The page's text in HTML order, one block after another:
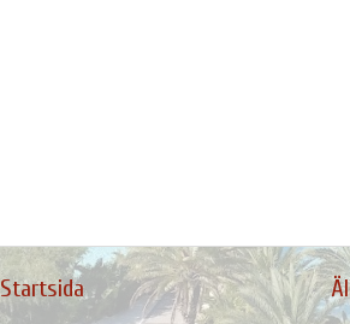
Startsida